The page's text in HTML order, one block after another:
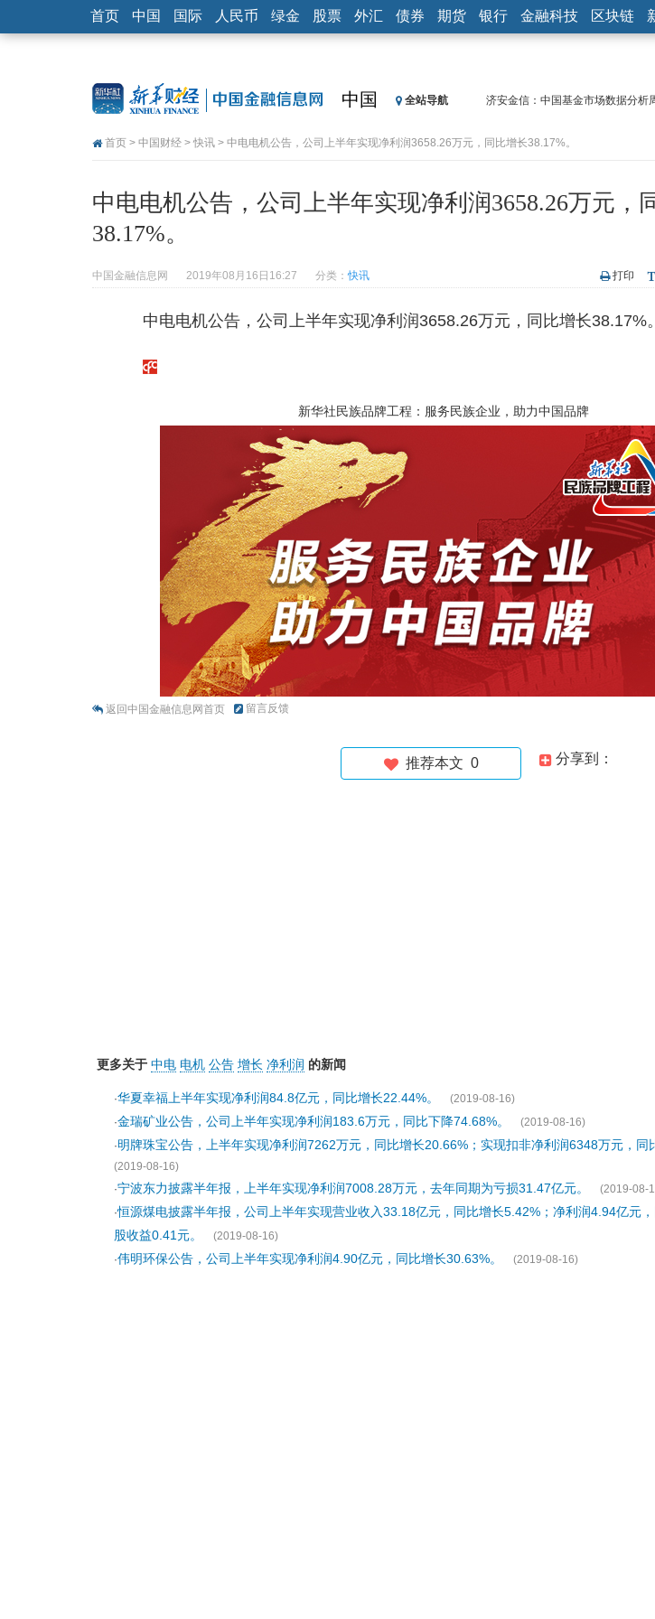
首页 中国 国际 人民币 绿金 股票 外汇 债券 期货 银行 金融科技 区块链
中国 全站导航
济安金信：中国基金市场数据分析
记者手记：疫情下的香港零售业如
济安金信：中国基金市场数据分析
【新华财经调查】同业存单、结构
沥青期货连续两日涨逾3% 沪银及
恒生聚源：北斗收官之星发射成功
首页 > 中国财经 > 快讯 > 中电电机公告，公司上半年实现净利润3658.26万元，同比增长38.17%。
中电电机公告，公司上半年实现净利润3658.26万元，
38.17%。
中国金融信息网 2019年08月16日16:27 分类：快讯 打印
中电电机公告，公司上半年实现净利润3658.26万元，同比增长38.17%。
新华社民族品牌工程：服务民族企业，助力中国品牌
返回中国金融信息网首页 留言反馈
分享到：
推荐本文 0
更多关于 中电 电机 公告 增长 净利润 的新闻
·华夏幸福上半年实现净利润84.8亿元，同比增长22.44%。
(2019-08-16)
·金瑞矿业公告，公司上半年实现净利润183.6万元，同比下降74.68%。
(2019-08-16)
·明牌珠宝公告，上半年实现净利润7262万元，同比增长20.66%；实现扣非净利润6348万元，同
(2019-08-16)
·宁波东力披露半年报，上半年实现净利润7008.28万元，去年同期为亏损31.47亿元。
(2019-08-
·恒源煤电披露半年报，公司上半年实现营业收入33.18亿元，同比增长5.42%；净利润4.94亿元
股收益0.41元。
(2019-08-16)
·伟明环保公告，公司上半年实现净利润4.90亿元，同比增长30.63%。 (2019-08-16)